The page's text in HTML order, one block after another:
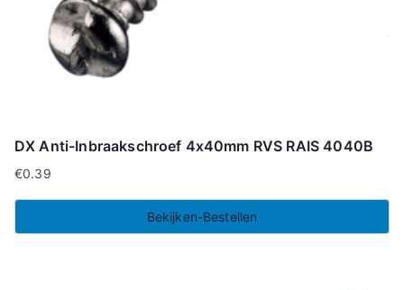
DX Anti-Inbraakschroef 4x40mm RVS RAIS 4040B
€0.39
Bekijken-Bestellen